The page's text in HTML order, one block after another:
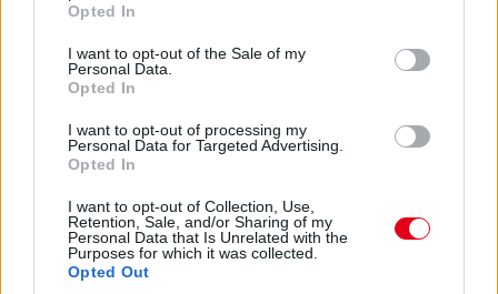
use your data for below specified purposes in below Google
consent section.
Opted In
I want to opt-out of the Sale of my
Personal Data.
Opted In
I want to opt-out of processing my
Personal Data for Targeted Advertising.
Opted In
I want to opt-out of Collection, Use,
Retention, Sale, and/or Sharing of my
Personal Data that Is Unrelated with the
Purposes for which it was collected.
Opted Out